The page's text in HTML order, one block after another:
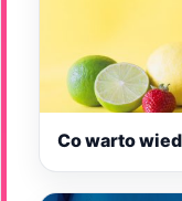
Co warto